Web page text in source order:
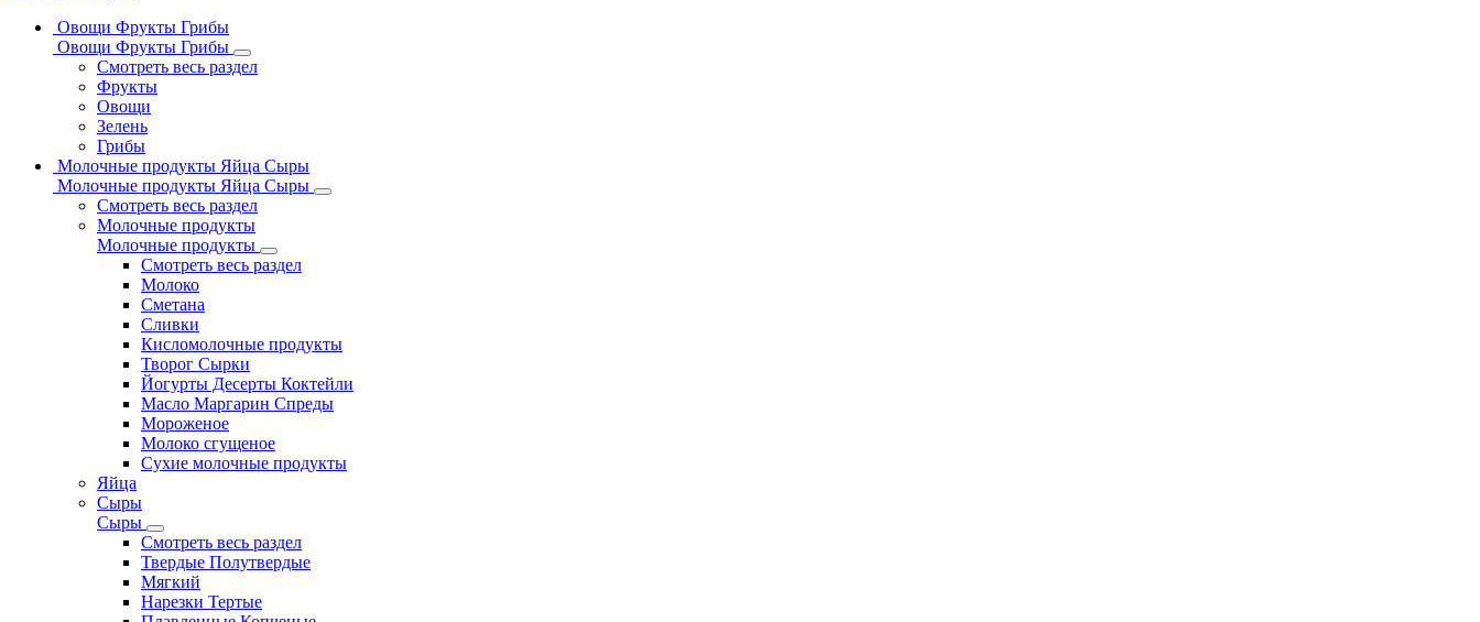
Овощи Фрукты Грибы
Овощи Фрукты Грибы
Смотреть весь раздел
Фрукты
Овощи
Зелень
Грибы
Молочные продукты Яйца Сыры
Молочные продукты Яйца Сыры
Смотреть весь раздел
Молочные продукты
Молочные продукты
Смотреть весь раздел
Молоко
Сметана
Сливки
Кисломолочные продукты
Творог Сырки
Йогурты Десерты Коктейли
Масло Маргарин Спреды
Мороженое
Молоко сгущеное
Сухие молочные продукты
Яйца
Сыры
Сыры
Смотреть весь раздел
Твердые Полутвердые
Мягкий
Нарезки Тертые